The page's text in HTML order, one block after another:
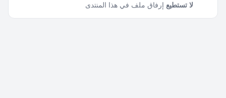
لا تستطيع إرفاق ملف في هذا المنتدى